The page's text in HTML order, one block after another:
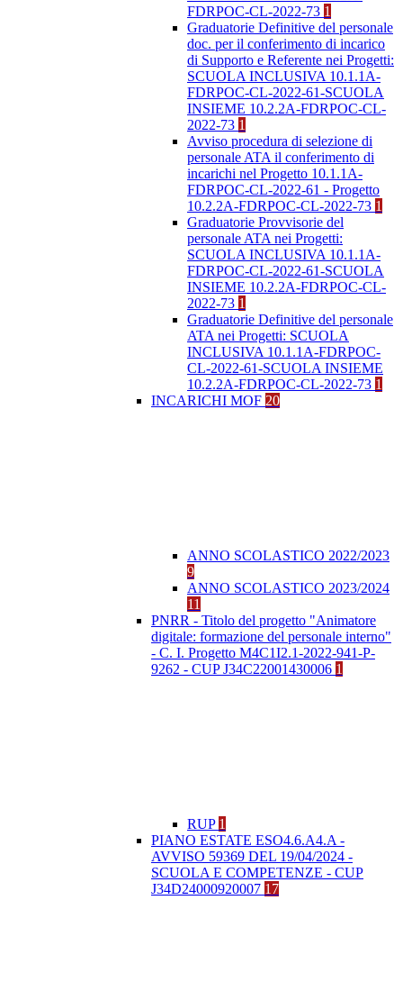
FDRPOC-CL-2022-73 1
Graduatorie Definitive del personale
doc. per il conferimento di incarico
di Supporto e Referente nei Progetti:
SCUOLA INCLUSIVA 10.1.1A-
FDRPOC-CL-2022-61-SCUOLA
INSIEME 10.2.2A-FDRPOC-CL-
2022-73 1
Avviso procedura di selezione di
personale ATA il conferimento di
incarichi nel Progetto 10.1.1A-
FDRPOC-CL-2022-61 - Progetto
10.2.2A-FDRPOC-CL-2022-73 1
Graduatorie Provvisorie del
personale ATA nei Progetti:
SCUOLA INCLUSIVA 10.1.1A-
FDRPOC-CL-2022-61-SCUOLA
INSIEME 10.2.2A-FDRPOC-CL-
2022-73 1
Graduatorie Definitive del personale
ATA nei Progetti: SCUOLA
INCLUSIVA 10.1.1A-FDRPOC-
CL-2022-61-SCUOLA INSIEME
10.2.2A-FDRPOC-CL-2022-73 1
INCARICHI MOF 20
ANNO SCOLASTICO 2022/2023
9
ANNO SCOLASTICO 2023/2024
11
PNRR - Titolo del progetto "Animatore
digitale: formazione del personale interno"
- C. I. Progetto M4C1I2.1-2022-941-P-
9262 - CUP J34C22001430006 1
RUP 1
PIANO ESTATE ESO4.6.A4.A -
AVVISO 59369 DEL 19/04/2024 -
SCUOLA E COMPETENZE - CUP
J34D24000920007 17